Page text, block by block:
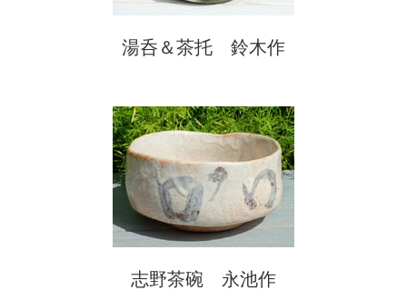
湯呑＆茶托 鈴木作
志野茶碗 永池作